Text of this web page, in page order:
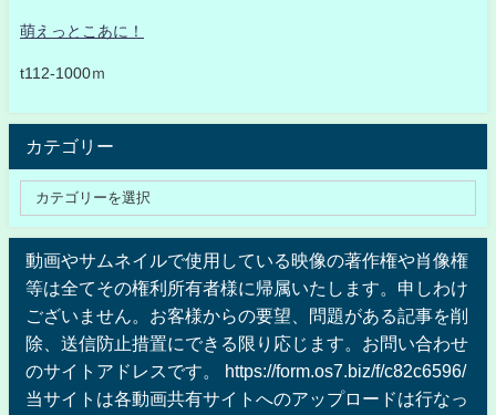
萌えっとこあに！
t112-1000ｍ
カテゴリー
動画やサムネイルで使用している映像の著作権や肖像権
等は全てその権利所有者様に帰属いたします。申しわけ
ございません。お客様からの要望、問題がある記事を削
除、送信防止措置にできる限り応じます。お問い合わせ
のサイトアドレスです。 https://form.os7.biz/f/c82c6596/
当サイトは各動画共有サイトへのアップロードは行なっ